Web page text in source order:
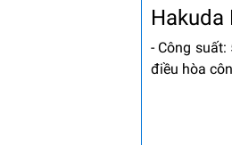
Hakuda
- Công
điều hòa